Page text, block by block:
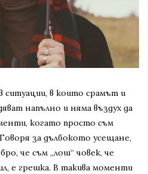
ситуации, в които срамът и
напълно и няма въздух да
когато просто съм
за дълбокото усещане,
че съм „лош“ човек, че
е грешка. В такива моменти